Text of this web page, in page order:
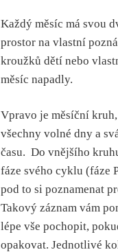
Každý měsíc má svou
prostor na vlastní
kroužků dětí nebo
měsíc napadly.
Vpravo je měsíční
všechny volné dny a
času. Do vnějšího
fáze svého cyklu (fáze
pod to si poznamenat
Takový záznam vám
lépe vše pochopit,
opakovat. Jednotlivé